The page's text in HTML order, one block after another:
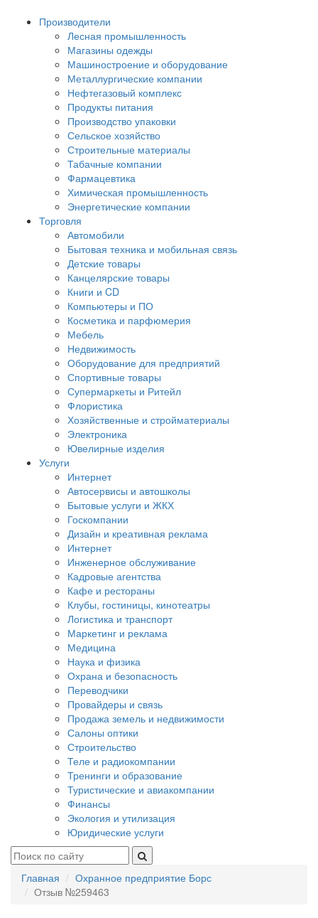
Производители
Лесная промышленность
Магазины одежды
Машиностроение и оборудование
Металлургические компании
Нефтегазовый комплекс
Продукты питания
Производство упаковки
Сельское хозяйство
Строительные материалы
Табачные компании
Фармацевтика
Химическая промышленность
Энергетические компании
Торговля
Автомобили
Бытовая техника и мобильная связь
Детские товары
Канцелярские товары
Книги и CD
Компьютеры и ПО
Косметика и парфюмерия
Мебель
Недвижимость
Оборудование для предприятий
Спортивные товары
Супермаркеты и Ритейл
Флористика
Хозяйственные и стройматериалы
Электроника
Ювелирные изделия
Услуги
Интернет
Автосервисы и автошколы
Бытовые услуги и ЖКХ
Госкомпании
Дизайн и креативная реклама
Интернет
Инженерное обслуживание
Кадровые агентства
Кафе и рестораны
Клубы, гостиницы, кинотеатры
Логистика и транспорт
Маркетинг и реклама
Медицина
Наука и физика
Охрана и безопасность
Переводчики
Провайдеры и связь
Продажа земель и недвижимости
Салоны оптики
Строительство
Теле и радиокомпании
Тренинги и образование
Туристические и авиакомпании
Финансы
Экология и утилизация
Юридические услуги
Главная
Охранное предприятие Борс
Отзыв №259463